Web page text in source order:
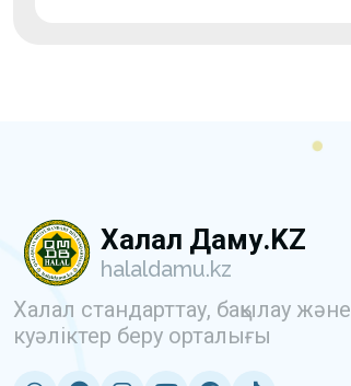
Халал Даму.KZ
halaldamu.kz
Халал стандарттау, бақылау және
куәліктер беру орталығы